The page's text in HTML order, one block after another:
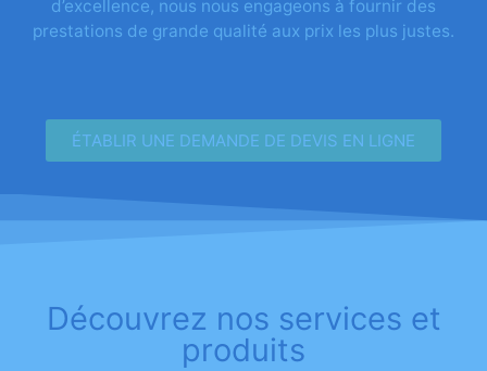
d’excellence, nous nous engageons à fournir des
prestations de grande qualité aux prix les plus justes.
ÉTABLIR UNE DEMANDE DE DEVIS EN LIGNE
Découvrez nos services et
produits